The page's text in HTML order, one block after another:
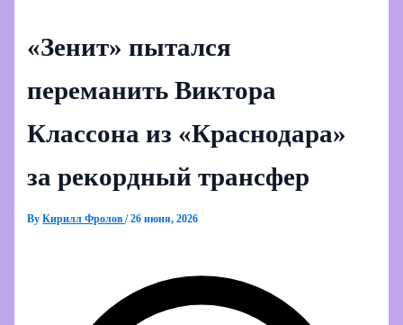
«Зенит» пытался
переманить Виктора
Классона из «Краснодара»
за рекордный трансфер
ByКирилл Фролов/26 июня, 2026